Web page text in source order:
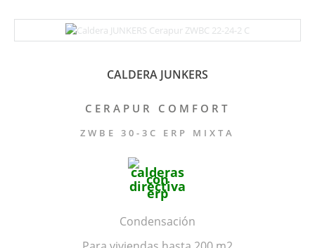
CALDERA JUNKERS
CERAPUR COMFORT
ZWBE 30-3C ERP MIXTA
Condensación